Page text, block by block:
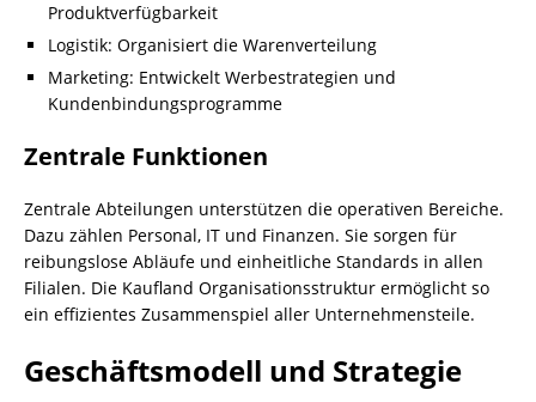
Produktverfügbarkeit
Logistik: Organisiert die Warenverteilung
Marketing: Entwickelt Werbestrategien und
Kundenbindungsprogramme
Zentrale Funktionen
Zentrale Abteilungen unterstützen die operativen Bereiche.
Dazu zählen Personal, IT und Finanzen. Sie sorgen für
reibungslose Abläufe und einheitliche Standards in allen
Filialen. Die Kaufland Organisationsstruktur ermöglicht so
ein effizientes Zusammenspiel aller Unternehmensteile.
Geschäftsmodell und Strategie